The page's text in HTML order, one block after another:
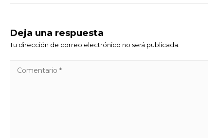
Deja una respuesta
Tu dirección de correo electrónico no será publicada.